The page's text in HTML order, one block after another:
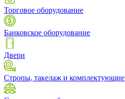
Торговое оборудование
Банковское оборудование
Двери
Стропы, такелаж и комплектующие